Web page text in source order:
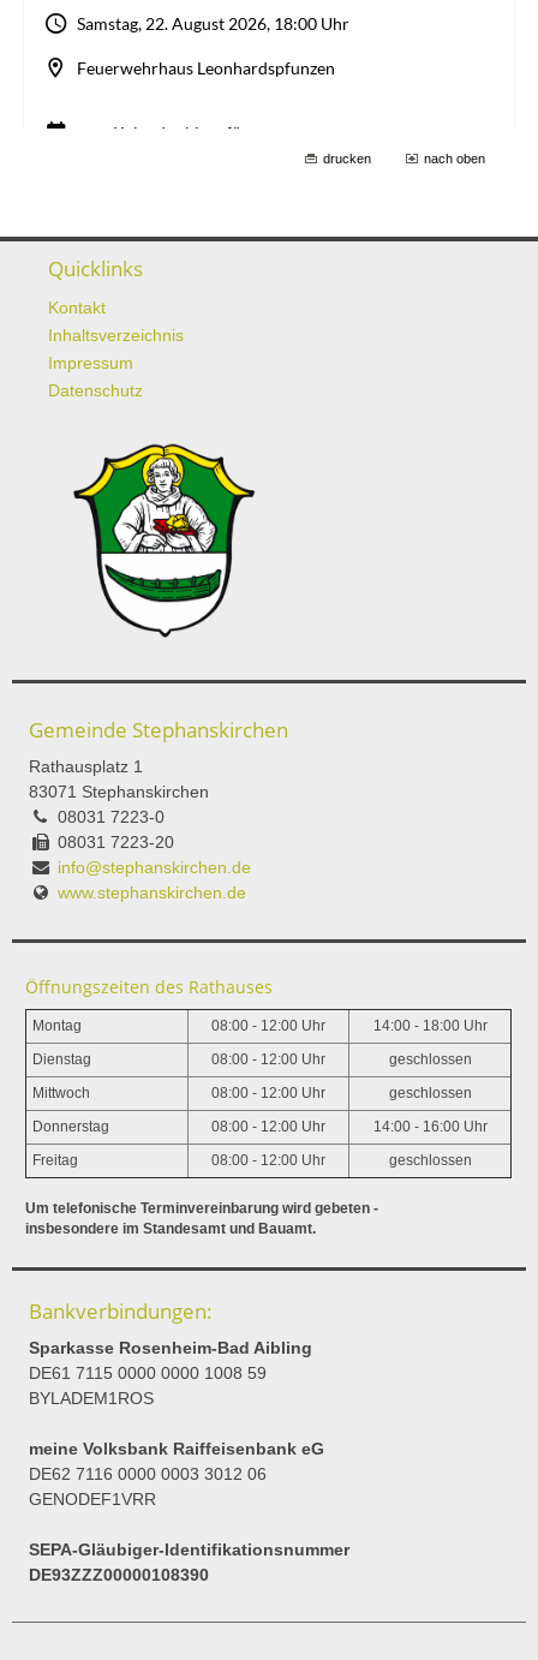
drucken nach oben
Quicklinks
Kontakt
Inhaltsverzeichnis
Impressum
Datenschutz
Gemeinde Stephanskirchen
Rathausplatz 1
83071 Stephanskirchen
08031 7223-0
08031 7223-20
info@stephanskirchen.de
www.stephanskirchen.de
Öffnungszeiten des Rathauses
Montag 08:00 - 12:00 Uhr 14:00 - 18:00 Uhr
Dienstag 08:00 - 12:00 Uhr geschlossen
Mittwoch 08:00 - 12:00 Uhr geschlossen
Donnerstag 08:00 - 12:00 Uhr 14:00 - 16:00 Uhr
Freitag 08:00 - 12:00 Uhr geschlossen
Um telefonische Terminvereinbarung wird gebeten -
insbesondere im Standesamt und Bauamt.
Bankverbindungen:
Sparkasse Rosenheim-Bad Aibling
DE61 7115 0000 0000 1008 59
BYLADEM1ROS
meine Volksbank Raiffeisenbank eG
DE62 7116 0000 0003 3012 06
GENODEF1VRR
SEPA-Gläubiger-Identifikationsnummer
DE93ZZZ00000108390